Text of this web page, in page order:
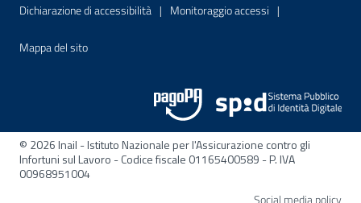
Dichiarazione di accessibilità Sito interno - Apre in una nuova finestra
Monitoraggio accessi Sito interno -
Mappa del sitoSito interno - Apre nella stessa finestra
© 2026 Inail - Istituto Nazionale per l'Assicurazione contro gli
Infortuni sul Lavoro - Codice fiscale 01165400589 - P. IVA
00968951004
Social media policy